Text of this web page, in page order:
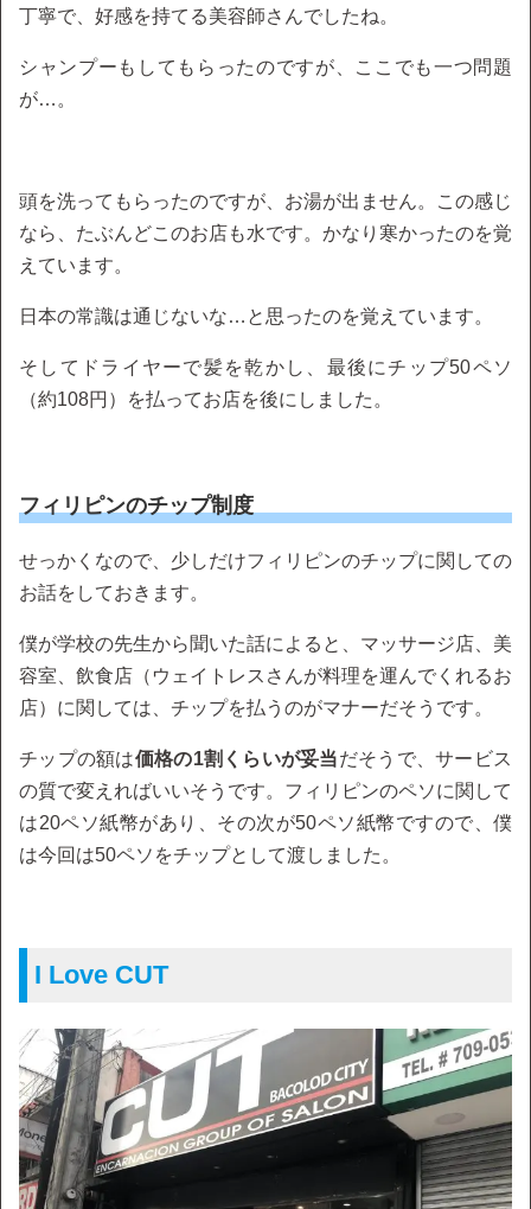
丁寧で、好感を持てる美容師さんでしたね。
シャンプーもしてもらったのですが、ここでも一つ問題
が…。
頭を洗ってもらったのですが、お湯が出ません。この感じ
なら、たぶんどこのお店も水です。かなり寒かったのを覚
えています。
日本の常識は通じないな…と思ったのを覚えています。
そしてドライヤーで髪を乾かし、最後にチップ50ペソ
（約108円）を払ってお店を後にしました。
フィリピンのチップ制度
せっかくなので、少しだけフィリピンのチップに関しての
お話をしておきます。
僕が学校の先生から聞いた話によると、マッサージ店、美
容室、飲食店（ウェイトレスさんが料理を運んでくれるお
店）に関しては、チップを払うのがマナーだそうです。
チップの額は価格の1割くらいが妥当だそうで、サービス
の質で変えればいいそうです。フィリピンのペソに関して
は20ペソ紙幣があり、その次が50ペソ紙幣ですので、僕
は今回は50ペソをチップとして渡しました。
I Love CUT